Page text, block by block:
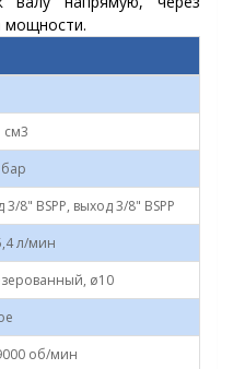
мощности.
см3
3/8" BSPP, выход 3/8" BSPP
л/мин
ø10
об/мин